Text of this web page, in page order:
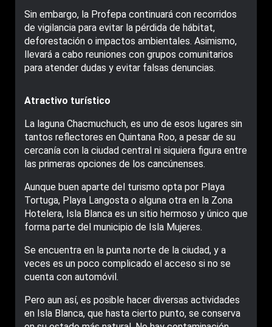
Sin embargo, la Profepa continuará con recorridos
de vigilancia para evitar la pérdida de hábitat,
deforestación o impactos ambientales. Asimismo,
llevará a cabo reuniones con grupos comunitarios
para atender dudas y evitar falsas denuncias.
Atractivo turístico
La laguna Chacmuchuch, es uno de esos lugares sin
tantos reflectores en Quintana Roo, a pesar de su
cercanía con la ciudad central ni siquiera figura entre
las primeras opciones de los cancúnenses.
Aunque buen aparte del turismo opta por Playa
Tortuga, Playa Langosta o alguna otra en la Zona
Hotelera, Isla Blanca es un sitio hermoso y único que
forma parte del municipio de Isla Mujeres.
Se encuentra en la punta norte de la ciudad, y a
veces es un poco complicado el acceso si no se
cuenta con automóvil.
Pero aun así, es posible hacer diversas actividades
en Isla Blanca, que hasta cierto punto, se conserva